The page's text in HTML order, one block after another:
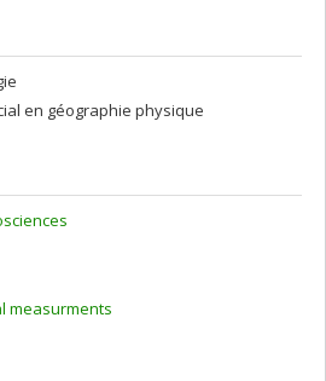
en géographie physique
measurments